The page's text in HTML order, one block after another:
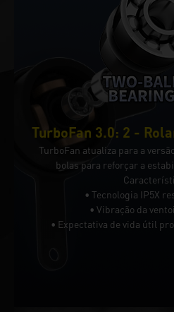
TurboFan 3.0: 2 -
TurboFan atualiza para a
bolas para reforçar a
• Tecnologia IP5X
• Vibração da
• Expectativa de vida útil